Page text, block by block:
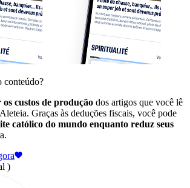
conteúdo?
custos de produção dos artigos que você lê
Graças às deduções fiscais, você pode
católico do mundo enquanto reduz seus
)